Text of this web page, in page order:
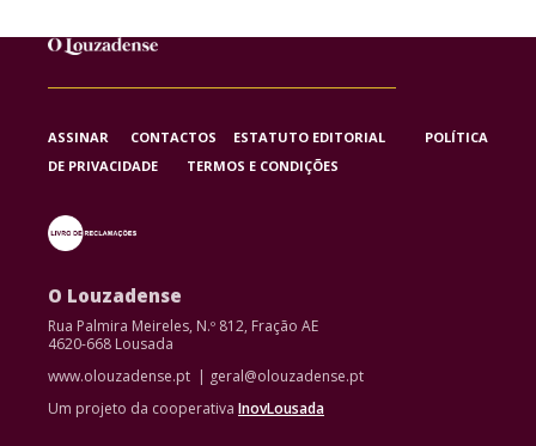
ASSINAR CONTACTOS ESTATUTO EDITORIAL POLÍTICA
DE PRIVACIDADE TERMOS E CONDIÇÕES
O Louzadense
Rua Palmira Meireles, N.º 812, Fração AE
4620-668 Lousada
www.olouzadense.pt | geral@olouzadense.pt
Um projeto da cooperativa InovLousada